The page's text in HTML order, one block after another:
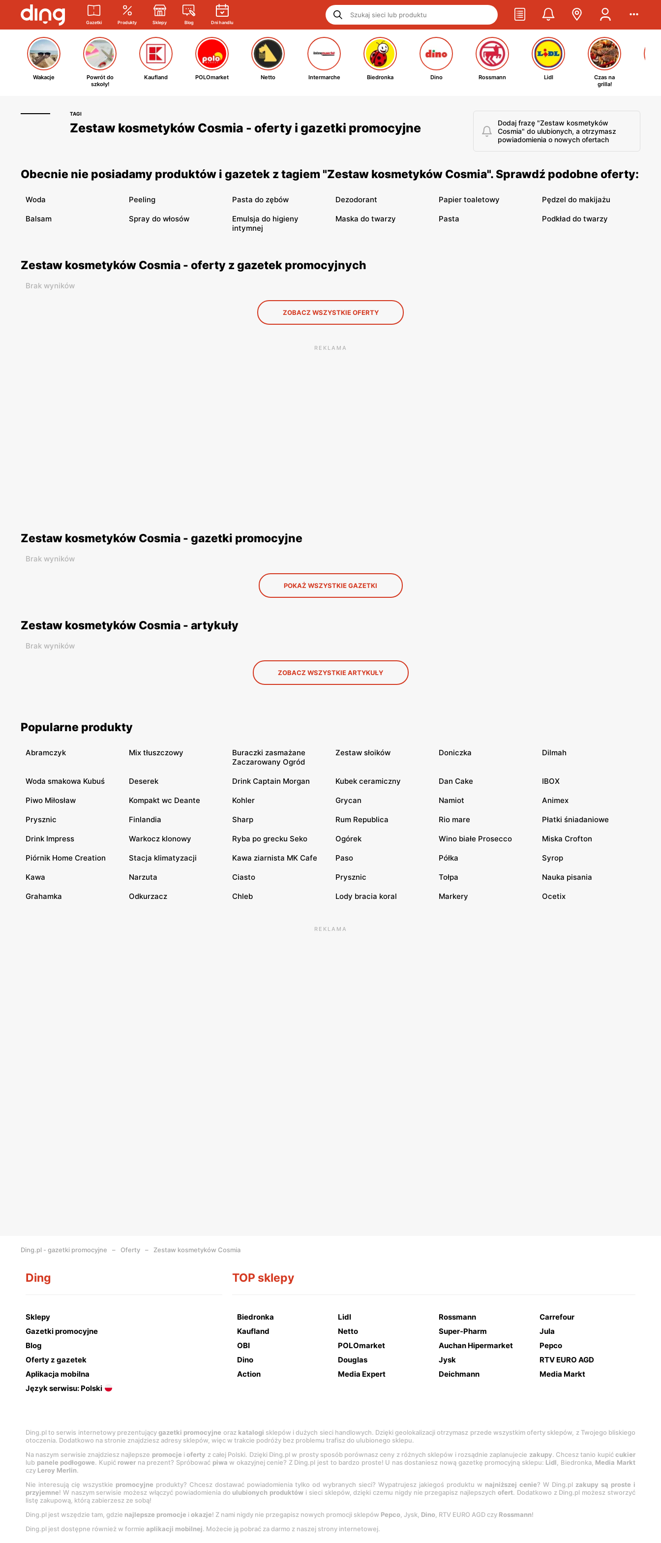
Gazetki Produkty Sklepy Blog Dni handlu
Wakacje
Powrót do
szkoły!
Kaufland POLOmarket Netto Intermarche Biedronka Dino Rossmann Lidl
Czas na
grilla!
TAGI
Zestaw kosmetyków Cosmia - oferty i gazetki promocyjne
Dodaj frazę "Zestaw kosmetyków
Cosmia" do ulubionych, a otrzymasz
powiadomienia o nowych ofertach
Obecnie nie posiadamy produktów i gazetek z tagiem "Zestaw kosmetyków Cosmia". Sprawdź podobne oferty:
Woda Peeling Pasta do zębów Dezodorant Papier toaletowy Pędzel do makijażu
Balsam Spray do włosów
Emulsja do higieny
intymnej
Maska do twarzy Pasta Podkład do twarzy
Zestaw kosmetyków Cosmia - oferty z gazetek promocyjnych
Brak wyników
ZOBACZ WSZYSTKIE OFERTY
REKLAMA
Zestaw kosmetyków Cosmia - gazetki promocyjne
Brak wyników
POKAŻ WSZYSTKIE GAZETKI
Zestaw kosmetyków Cosmia - artykuły
Brak wyników
ZOBACZ WSZYSTKIE ARTYKUŁY
Popularne produkty
Abramczyk Mix tłuszczowy
Buraczki zasmażane
Zaczarowany Ogród
Zestaw słoików Doniczka Dilmah
Woda smakowa Kubuś Deserek Drink Captain Morgan Kubek ceramiczny Dan Cake IBOX
Piwo Miłosław Kompakt wc Deante Kohler Grycan Namiot Animex
Prysznic Finlandia Sharp Rum Republica Rio mare Płatki śniadaniowe
Drink Impress Warkocz klonowy Ryba po grecku Seko Ogórek Wino białe Prosecco Miska Crofton
Piórnik Home Creation Stacja klimatyzacji Kawa ziarnista MK Cafe Paso Półka Syrop
Kawa Narzuta Ciasto Prysznic Tołpa Nauka pisania
Grahamka Odkurzacz Chleb Lody bracia koral Markery Ocetix
REKLAMA
Ding.pl - gazetki promocyjne Oferty Zestaw kosmetyków Cosmia
Ding
Sklepy
Gazetki promocyjne
Blog
Oferty z gazetek
Aplikacja mobilna
Język serwisu: Polski
TOP sklepy
Biedronka Lidl Rossmann
Carrefour
Kaufland
Netto Super-Pharm
Jula
OBI
POLOmarket Auchan Hipermarket
Pepco
Dino
Douglas Jysk
RTV EURO AGD
Action
Media Expert Deichmann Media Markt
Ding.pl to serwis internetowy prezentującygazetki promocyjne oraz katalogi sklepów i dużych sieci handlowych. Dzięki geolokalizacji otrzymasz przede wszystkim oferty sklepów, z Twojego bliskiego
otoczenia. Dodatkowo na stronie znajdziesz adresy sklepów, więc w trakcie podróży bez problemu trafisz do ulubionego sklepu.
Na naszym serwisie znajdziesz najlepsze promocje ioferty z całej Polski. Dzięki Ding.pl w prosty sposób porównasz ceny z różnych sklepów i rozsądnie zaplanujecie zakupy. Chcesz tanio kupićcukier
lub panele podłogowe. Kupić rower na prezent? Spróbować piwa w okazyjnej cenie? Z Ding.pl jest to bardzo proste! U nas dostaniesz nową gazetkę promocyjną sklepu: Lidl, Biedronka, Media Markt
czy Leroy Merlin.
Nie interesują cię wszystkie promocyjne produkty? Chcesz dostawać powiadomienia tylko od wybranych sieci? Wypatrujesz jakiegoś produktu w najniższej cenie? W Ding.pl zakupy są proste i
przyjemne! W naszym serwisie możesz włączyć powiadomienia do ulubionych produktów i sieci sklepów, dzięki czemu nigdy nie przegapisz najlepszychofert. Dodatkowo z Ding.pl możesz stworzyć
listę zakupową, którą zabierzesz ze sobą!
Ding.pl jest wszędzie tam, gdzie najlepsze promocje i okazje! Z nami nigdy nie przegapisz nowych promocji sklepów Pepco, Jysk, Dino, RTV EURO AGD czy Rossmann!
Ding.pl jest dostępne również w formie aplikacji mobilnej. Możecie ją pobrać za darmo z naszej strony internetowej.